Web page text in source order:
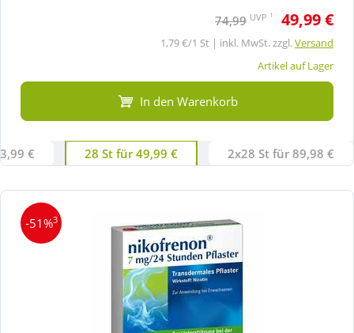
74,99 UVP 1 49,99 €
1,79 €/1 St | inkl. MwSt. zzgl.Versand
Artikel auf Lager
In den Warenkorb
€ 28 St für 49,99 € 2x28 St für 89,98 €
-51%3